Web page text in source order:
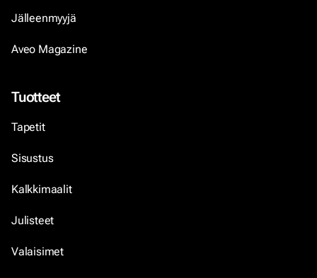
Jälleenmyyjä
Aveo Magazine
Tuotteet
Tapetit
Sisustus
Kalkkimaalit
Julisteet
Valaisimet